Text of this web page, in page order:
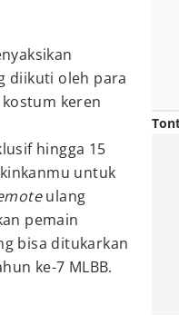
diikuti oleh para
keren
hingga 15
untuk
ulang
pemain
bisa ditukarkan
ke-7 MLBB.